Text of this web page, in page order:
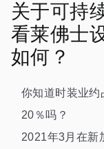
关于可持
看莱佛士
如何？
你知道时装业约
20％吗？
2021年3月在新